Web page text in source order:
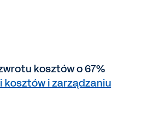
kosztów o 67%
kosztów i zarządzaniu